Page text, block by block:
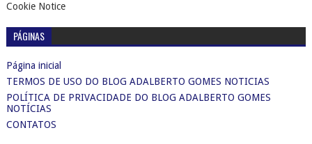
Cookie Notice
PÁGINAS
Página inicial
TERMOS DE USO DO BLOG ADALBERTO GOMES NOTICIAS
POLÍTICA DE PRIVACIDADE DO BLOG ADALBERTO GOMES
NOTÍCIAS
CONTATOS